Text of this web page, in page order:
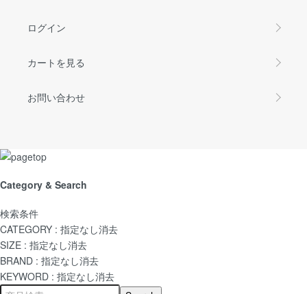
ログイン
カートを見る
お問い合わせ
Category & Search
検索条件
CATEGORY : 指定なし消去
SIZE : 指定なし消去
BRAND : 指定なし消去
KEYWORD : 指定なし消去